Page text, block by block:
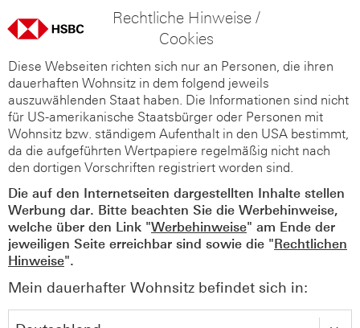
Rechtliche Hinweise /
Cookies
Diese Webseiten richten sich nur an Personen, die ihren
dauerhaften Wohnsitz in dem folgend jeweils
auszuwählenden Staat haben. Die Informationen sind nicht
für US-amerikanische Staatsbürger oder Personen mit
Wohnsitz bzw. ständigem Aufenthalt in den USA bestimmt,
da die aufgeführten Wertpapiere regelmäßig nicht nach
den dortigen Vorschriften registriert worden sind.
Die auf den Internetseiten dargestellten Inhalte stellen
Werbung dar. Bitte beachten Sie die Werbehinweise,
welche über den Link "Werbehinweise" am Ende der
jeweiligen Seite erreichbar sind sowie die "Rechtlichen
Hinweise".
Mein dauerhafter Wohnsitz befindet sich in: